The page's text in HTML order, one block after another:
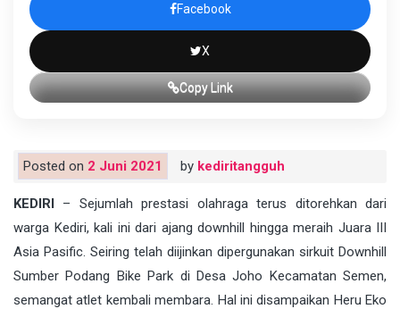
Facebook
X
Copy Link
Posted on 2 Juni 2021 by kediritangguh
KEDIRI – Sejumlah prestasi olahraga terus ditorehkan dari
warga Kediri, kali ini dari ajang downhill hingga meraih Juara III
Asia Pasific. Seiring telah diijinkan dipergunakan sirkuit Downhill
Sumber Podang Bike Park di Desa Joho Kecamatan Semen,
semangat atlet kembali membara. Hal ini disampaikan Heru Eko